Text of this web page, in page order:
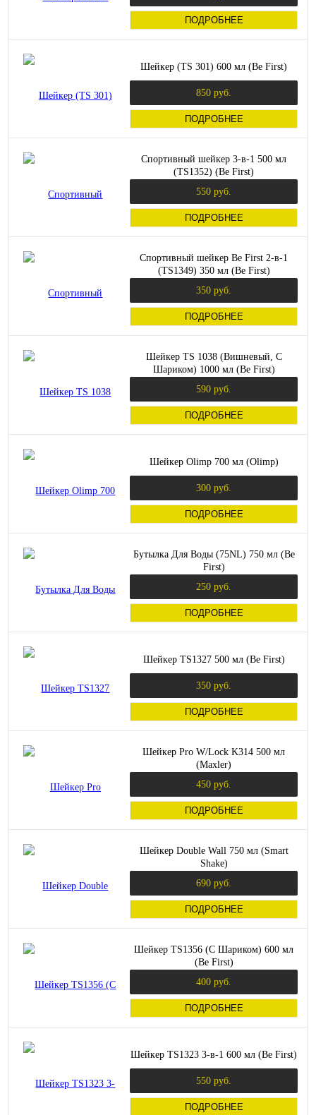
ПОДРОБНЕЕ
Шейкер (TS 301) 600 мл (Be First)
850 руб.
ПОДРОБНЕЕ
Спортивный шейкер 3-в-1 500 мл
(TS1352) (Be First)
550 руб.
ПОДРОБНЕЕ
Спортивный шейкер Be First 2-в-1
(TS1349) 350 мл (Be First)
350 руб.
ПОДРОБНЕЕ
Шейкер TS 1038 (Вишневый, С
Шариком) 1000 мл (Be First)
590 руб.
ПОДРОБНЕЕ
Шейкер Olimp 700 мл (Olimp)
300 руб.
ПОДРОБНЕЕ
Бутылка Для Воды (75NL) 750 мл (Be
First)
250 руб.
ПОДРОБНЕЕ
Шейкер TS1327 500 мл (Be First)
350 руб.
ПОДРОБНЕЕ
Шейкер Pro W/Lock K314 500 мл
(Maxler)
450 руб.
ПОДРОБНЕЕ
Шейкер Double Wall 750 мл (Smart
Shake)
690 руб.
ПОДРОБНЕЕ
Шейкер TS1356 (С Шариком) 600 мл
(Be First)
400 руб.
ПОДРОБНЕЕ
Шейкер TS1323 3-в-1 600 мл (Be First)
550 руб.
ПОДРОБНЕЕ